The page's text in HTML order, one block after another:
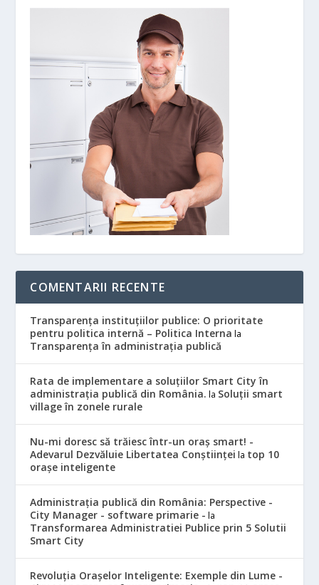
COMENTARII RECENTE
Transparența instituțiilor publice: O prioritate
pentru politica internă – Politica Interna la
Transparența în administrația publică
Rata de implementare a soluțiilor Smart City în
administrația publică din România. la Soluții smart
village în zonele rurale
Nu-mi doresc să trăiesc într-un oraș smart! -
Adevarul Dezvăluie Libertatea Conștiinței la top 10
orașe inteligente
Administrația publică din România: Perspective -
City Manager - software primarie - la
Transformarea Administratiei Publice prin 5 Solutii
Smart City
Revoluția Orașelor Inteligente: Exemple din Lume -